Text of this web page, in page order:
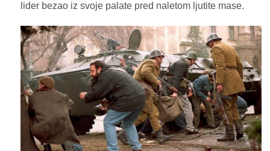
lider bezao iz svoje palate pred naletom ljutite mase.